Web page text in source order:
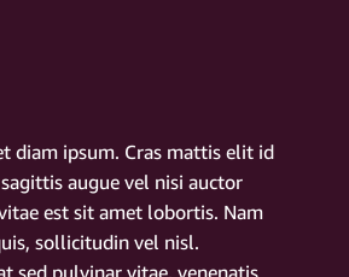
diam ipsum. Cras mattis elit id
augue vel nisi auctor
est sit amet lobortis. Nam
sollicitudin vel nisl.